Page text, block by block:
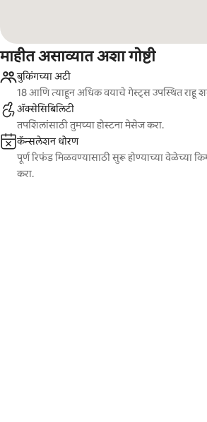
माहीत असाव्यात अशा गोष्टी
बुकिंगच्या अटी
18 आणि त्याहून अधिक वयाचे गेस्ट्स उपस्थित राहू
ॲक्सेसिबिलिटी
तपशिलांसाठी तुमच्या होस्टना मेसेज करा.
कॅन्सलेशन धोरण
पूर्ण रिफंड मिळवण्यासाठी सुरू होण्याच्या वेळेच्या
करा.